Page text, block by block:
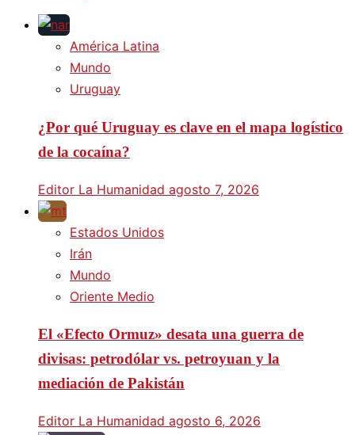
América Latina
Mundo
Uruguay
¿Por qué Uruguay es clave en el mapa logístico
de la cocaína?
Editor La Humanidad agosto 7, 2026
Estados Unidos
Irán
Mundo
Oriente Medio
El «Efecto Ormuz» desata una guerra de
divisas: petrodólar vs. petroyuan y la
mediación de Pakistán
Editor La Humanidad agosto 6, 2026